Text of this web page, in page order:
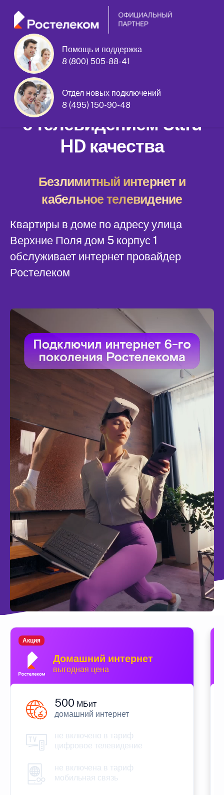
Помощь и поддержка
8 (800) 505-88-41
Отдел новых подключений
8 (495) 150-90-48
улица Верхние Поля дом 5 корпус 1
Домашний интернет
с телевидением Ultra
HD качества
Безлимитный интернет и
кабельное телевидение
Квартиры в доме по адресу улица
Верхние Поля дом 5 корпус 1
обслуживает интернет провайдер
Ростелеком
Домашний интернет
выгодная цена
Акция
500 МБит
домашний интернет
не включено в тариф
цифровое телевидение
не включена в тариф
мобильная связь